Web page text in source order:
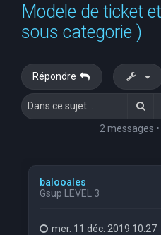
Modele de ticket
sous categorie )
Répondre
2 messages
balooales
Gsup LEVEL 3
mer. 11 déc. 2019 10:27